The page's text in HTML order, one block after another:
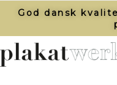
God dansk